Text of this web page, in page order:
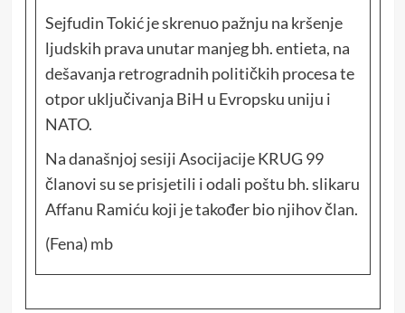
Sejfudin Tokić je skrenuo pažnju na kršenje
ljudskih prava unutar manjeg bh. entieta, na
dešavanja retrogradnih političkih procesa te
otpor uključivanja BiH u Evropsku uniju i
NATO.
Na današnjoj sesiji Asocijacije KRUG 99
članovi su se prisjetili i odali poštu bh. slikaru
Affanu Ramiću koji je također bio njihov član.
(Fena) mb